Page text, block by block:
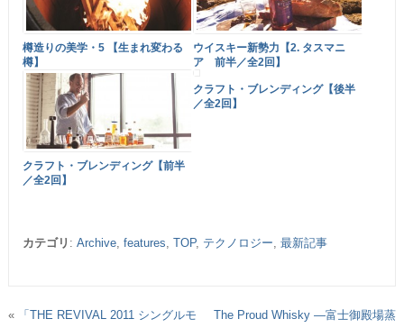
樽造りの美学・5 【生まれ変わる
樽】
ウイスキー新勢力【2. タスマニ
ア 前半／全2回】
クラフト・ブレンディング【前半
／全2回】
クラフト・ブレンディング【後半
／全2回】
カテゴリ : Archive, features TOP, テクノロジー 最新記事
«
「THE REVIVAL 2011 シングルモ
The Proud Whisky ―富士御殿場蒸